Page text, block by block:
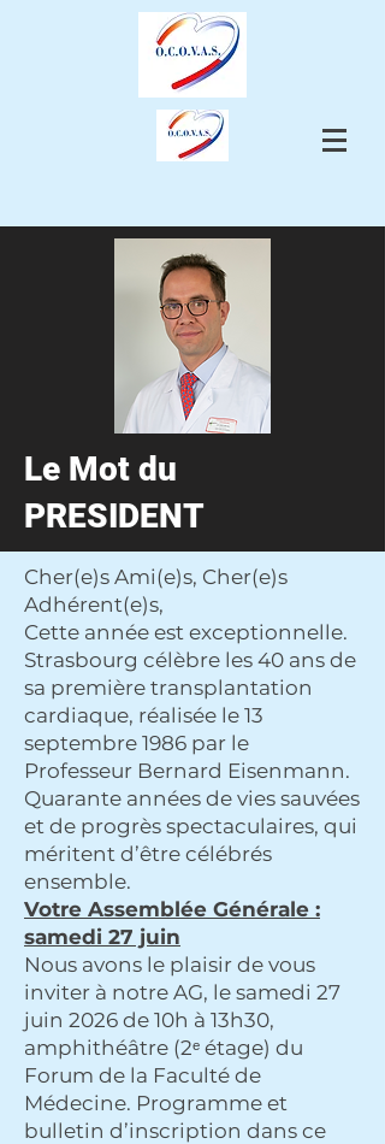
Le Mot du
PRESIDENT
Cher(e)s Ami(e)s, Cher(e)s
Adhérent(e)s,
Cette année est exceptionnelle.
Strasbourg célèbre les 40 ans de
sa première transplantation
cardiaque, réalisée le 13
septembre 1986 par le
Professeur Bernard Eisenmann.
Quarante années de vies sauvées
et de progrès spectaculaires, qui
méritent d’être célébrés
ensemble.
Votre Assemblée Générale :
samedi 27 juin
Nous avons le plaisir de vous
inviter à notre AG, le samedi 27
juin 2026 de 10h à 13h30,
amphithéâtre (2ᵉ étage) du
Forum de la Faculté de
Médecine. Programme et
bulletin d’inscription dans ce